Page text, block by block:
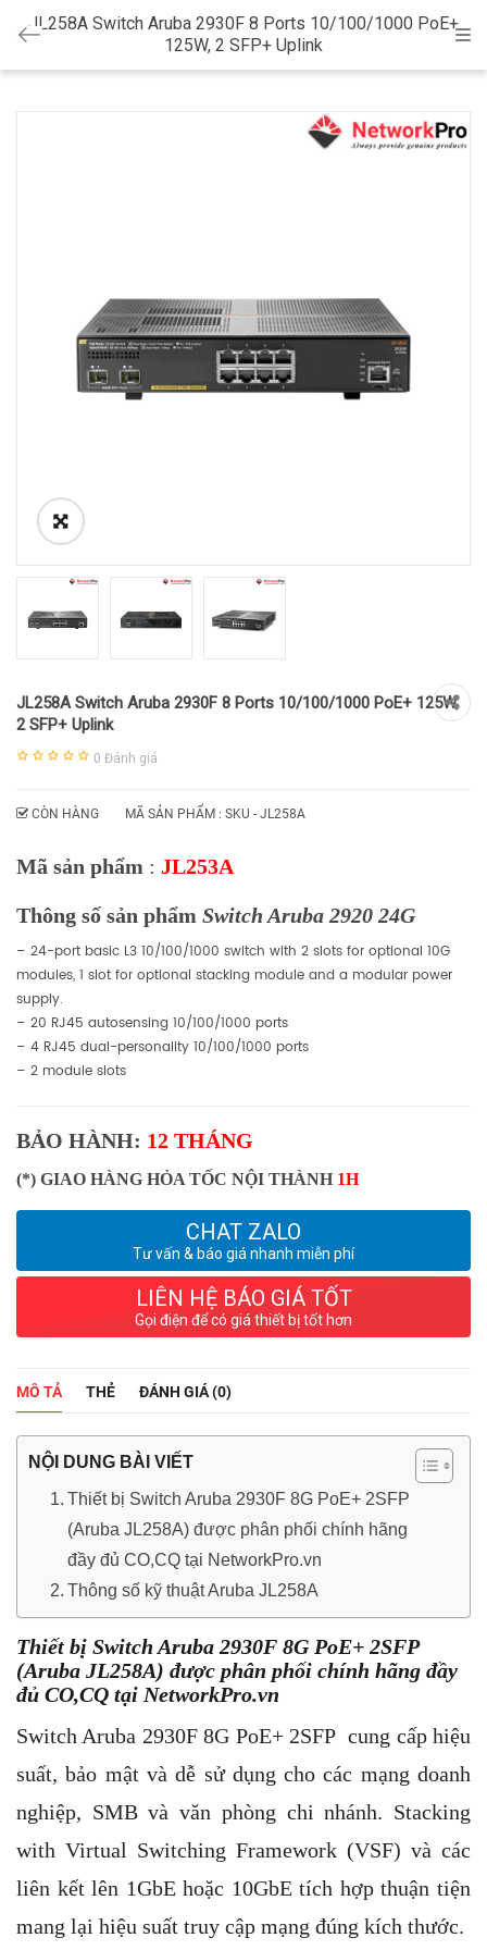
JL258A Switch Aruba 2930F 8 Ports 10/100/1000 PoE+
125W, 2 SFP+ Uplink
JL258A Switch Aruba 2930F 8 Ports 10/100/1000 PoE+ 125W,
2 SFP+ Uplink
0 Đánh giá
CÒN HÀNG MÃ SẢN PHẨM : SKU - JL258A
Mã sản phẩm : JL253A
Thông số sản phẩm Switch Aruba 2920 24G
– 24-port basic L3 10/100/1000 switch with 2 slots for optional 10G
modules, 1 slot for optional stacking module and a modular power
supply.
– 20 RJ45 autosensing 10/100/1000 ports
– 4 RJ45 dual-personality 10/100/1000 ports
– 2 module slots
BẢO HÀNH: 12 THÁNG
(*) GIAO HÀNG HỎA TỐC NỘI THÀNH 1H
CHAT ZALO
Tư vấn & báo giá nhanh miễn phí
LIÊN HỆ BÁO GIÁ TỐT
Gọi điện để có giá thiết bị tốt hơn
MÔ TẢ THẺ ĐÁNH GIÁ (0)
NỘI DUNG BÀI VIẾT
Thiết bị Switch Aruba 2930F 8G PoE+ 2SFP
(Aruba JL258A) được phân phối chính hãng
đầy đủ CO,CQ tại NetworkPro.vn
Thông số kỹ thuật Aruba JL258A
Thiết bị Switch Aruba 2930F 8G PoE+ 2SFP
(Aruba JL258A) được phân phối chính hãng đầy
đủ CO,CQ tại NetworkPro.vn
Switch Aruba 2930F 8G PoE+ 2SFP cung cấp hiệu
suất, bảo mật và dễ sử dụng cho các mạng doanh
nghiệp, SMB và văn phòng chi nhánh. Stacking
with Virtual Switching Framework (VSF) và các
liên kết lên 1GbE hoặc 10GbE tích hợp thuận tiện
mang lại hiệu suất truy cập mạng đúng kích thước.